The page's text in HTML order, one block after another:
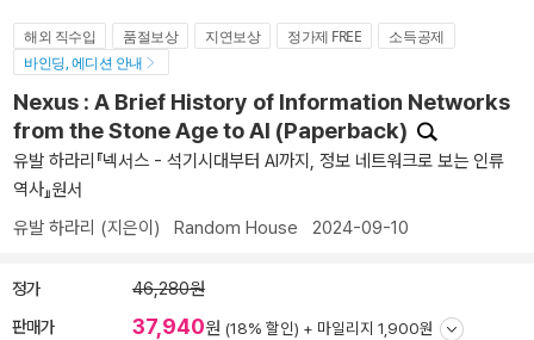
해외 직수입 품절보상 지연보상 정가제 FREE
소득공제
바인딩, 에디션 안내
Nexus : A Brief History of Information Networks
from the Stone Age to AI (Paperback)
유발 하라리『넥서스 - 석기시대부터 AI까지, 정보 네트워크로 보는 인류
역사』원서
유발 하라리 (지은이) Random House 2024-09-10
정가 46,280원
판매가 37,940원 (18% 할인) + 마일리지 1,900원